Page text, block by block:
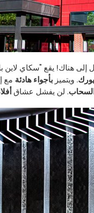
إلى هناك! يقع "سكاي لاين
. ويتميز بأجواء هادئة مع
. لن يفشل عشاق